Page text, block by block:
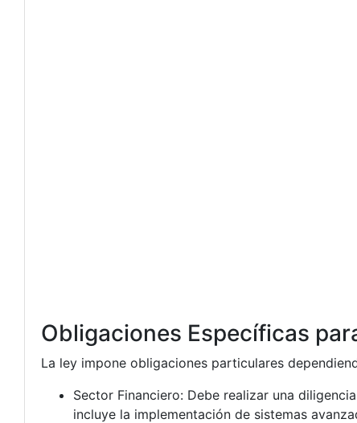
Obligaciones Específicas
La ley impone obligaciones particulares
Sector Financiero: Debe realizar una
incluye la implementación de sistemas